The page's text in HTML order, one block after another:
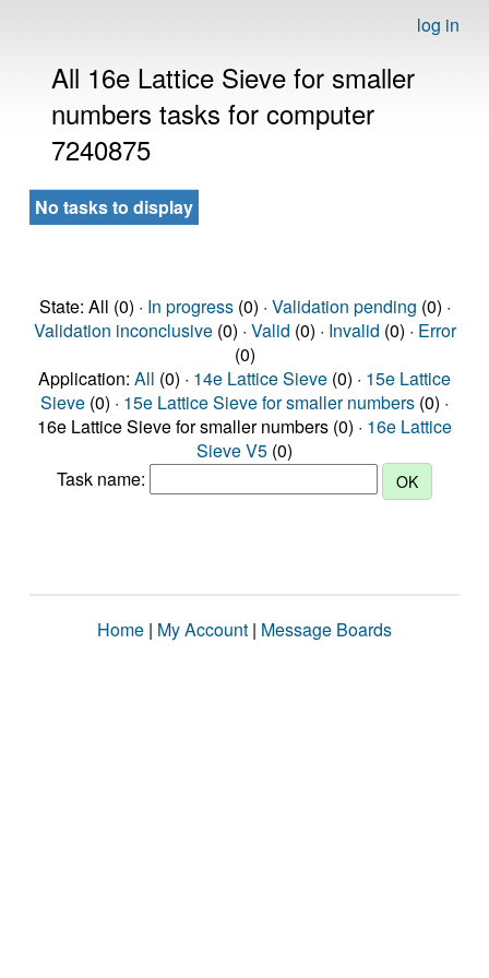
log in
All 16e Lattice Sieve for smaller
numbers tasks for computer
7240875
No tasks to display
State: All (0) · In progress(0) · Validation pending (0) ·
Validation inconclusive(0) · Valid (0) · Invalid (0) · Error
(0)
Application: All (0) · 14e Lattice Sieve (0) · 15e Lattice
Sieve (0) · 15e Lattice Sieve for smaller numbers (0) ·
16e Lattice Sieve for smaller numbers (0) · 16e Lattice
Sieve V5 (0)
Task name:
Home | My Account | Message Boards